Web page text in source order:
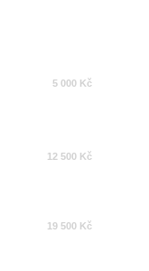
5 000 Kč
12 500 Kč
19 500 Kč